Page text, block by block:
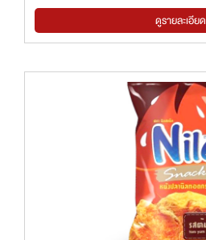
ดูรายละเอียด